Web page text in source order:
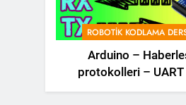
ROBOTIK KODLAMA
Arduino –
protokolleri –
haberleşme – i2C